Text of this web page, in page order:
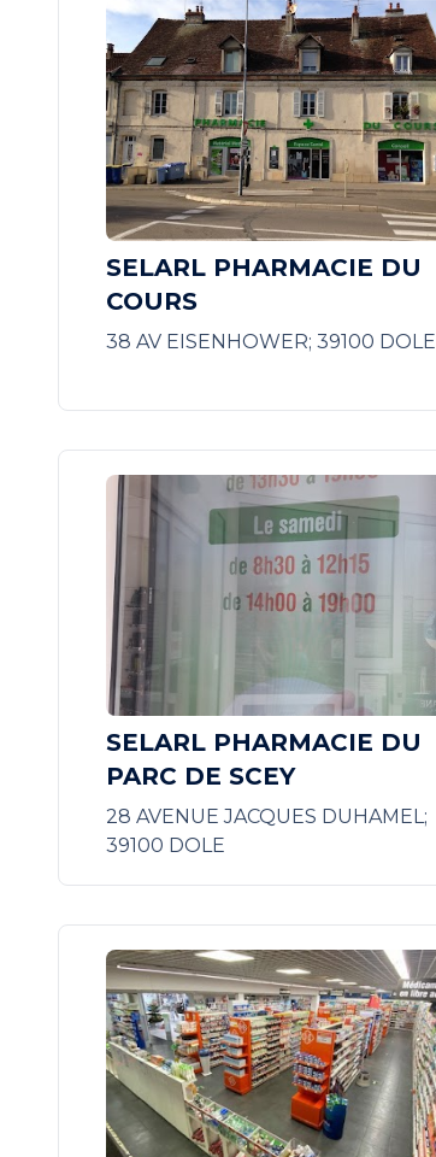
SELARL PHARMACIE DU
COURS
38 AV EISENHOWER; 39100 DOLE
SELARL PHARMACIE DU
PARC DE SCEY
28 AVENUE JACQUES DUHAMEL;
39100 DOLE